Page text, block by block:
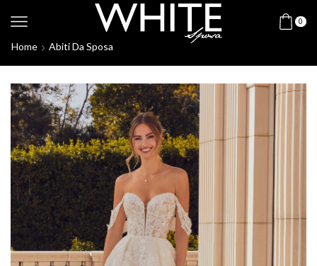
0
Home Abiti Da Sposa